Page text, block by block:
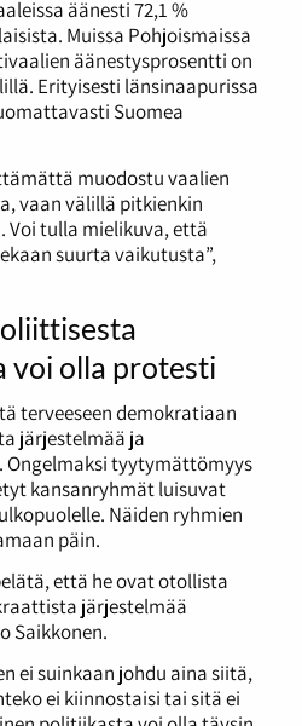
äänesti 72,1 %
Muissa Pohjoismaissa
äänestysprosentti on
Erityisesti länsinaapurissa
Suomea
muodostu vaalien
vaan välillä pitkienkin
Voi tulla mielikuva, että
suurta vaikutusta”,
voi olla protesti
terveeseen demokratiaan
järjestelmää ja
Ongelmaksi tyytymättömyys
kansanryhmät luisuvat
Näiden ryhmien
päin.
että he ovat otollista
järjestelmää
Saikkonen.
ei suinkaan johdu aina siitä,
ei kiinnostaisi tai sitä ei